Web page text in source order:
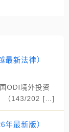
最新法律）
ODI境外投资
（143/202 […]
最新版）